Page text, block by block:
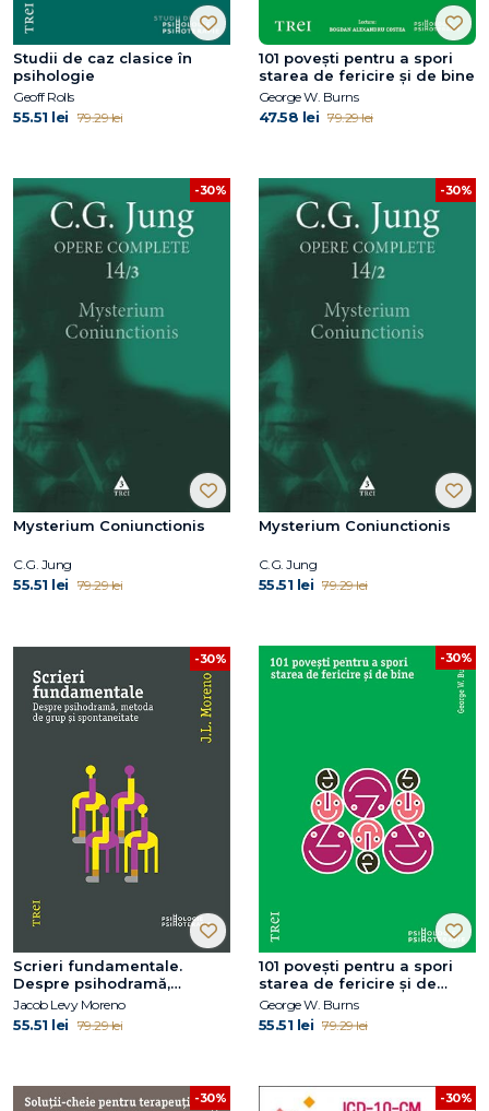
Studii de caz clasice în
psihologie
Geoff Rolls
55.51 lei 79.29 lei
101 povești pentru a spori
starea de fericire și de bine
George W. Burns
47.58 lei 79.29 lei
-30%
Mysterium Coniunctionis
C.G. Jung
55.51 lei 79.29 lei
-30%
Mysterium Coniunctionis
C.G. Jung
55.51 lei 79.29 lei
-30%
Scrieri fundamentale.
Despre psihodramă,
metoda de grup și
spontaneitate
Jacob Levy Moreno
55.51 lei 79.29 lei
-30%
101 povești pentru a spori
starea de fericire și de
bine. Metaforele în
psihoterapia pozitivă
George W. Burns
55.51 lei 79.29 lei
-30% -30%